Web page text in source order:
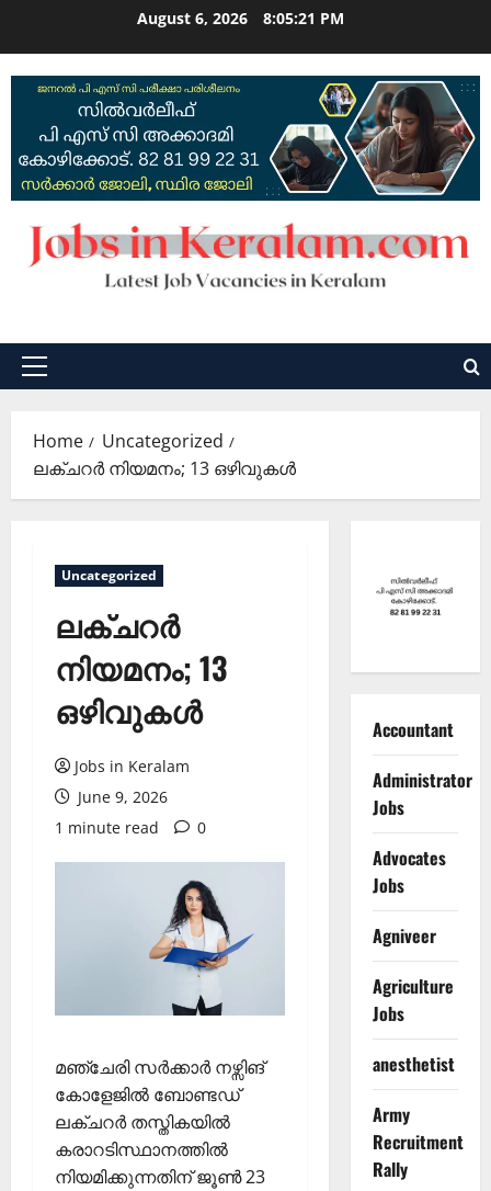
August 6, 2026 8:05:22 PM
Primary
Home
Uncategorized
ലക്ചറര്‍ നിയമനം; 13 ഒഴിവുകള്‍
Uncategorized
ലക്ചറര്‍
നിയമനം; 13
ഒഴിവുകള്‍
Jobs in Keralam
June 9, 2026
1 minute read
0
മഞ്ചേരി സര്‍ക്കാര്‍ നഴ്സിങ്
കോളേജില്‍ ബോണ്ടഡ്
ലക്ചറര്‍ തസ്തികയില്‍
കരാറടിസ്ഥാനത്തില്‍
നിയമിക്കുന്നതിന് ജൂണ്‍ 23
Accountant
Administrator
Jobs
Advocates
Jobs
Agniveer
Agriculture
Jobs
anesthetist
Army
Recruitment
Rally